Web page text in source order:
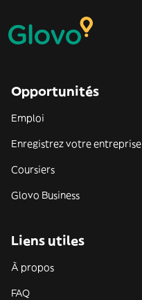
Opportunités
Emploi
Enregistrez votre entreprise
Coursiers
Glovo Business
Liens utiles
À propos
FAQ